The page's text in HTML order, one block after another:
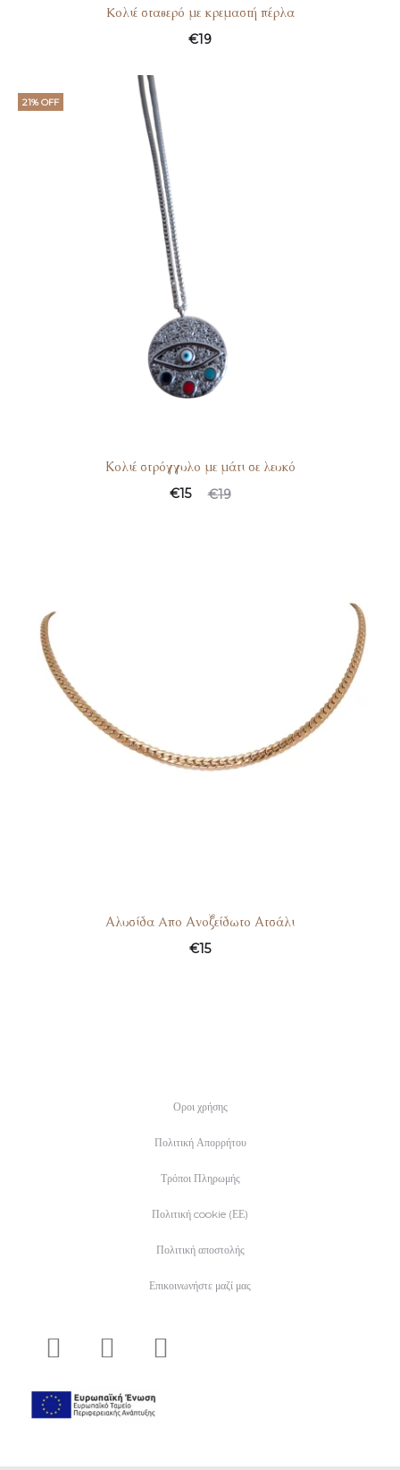
Kολιέ σταθερό με κρεμαστή πέρλα
€19
21% OFF
Κολιέ στρόγγυλο με μάτι σε λευκό
€19
€15
Αλυσίδα Aπο Ανοξείδωτο Ατσάλι
€15
Οροι χρήσης
Πολιτική Απορρήτου
Τρόποι Πληρωμής
Πολιτική cookie (ΕΕ)
Πολιτική αποστολής
Επικοινωνήστε μαζί μας